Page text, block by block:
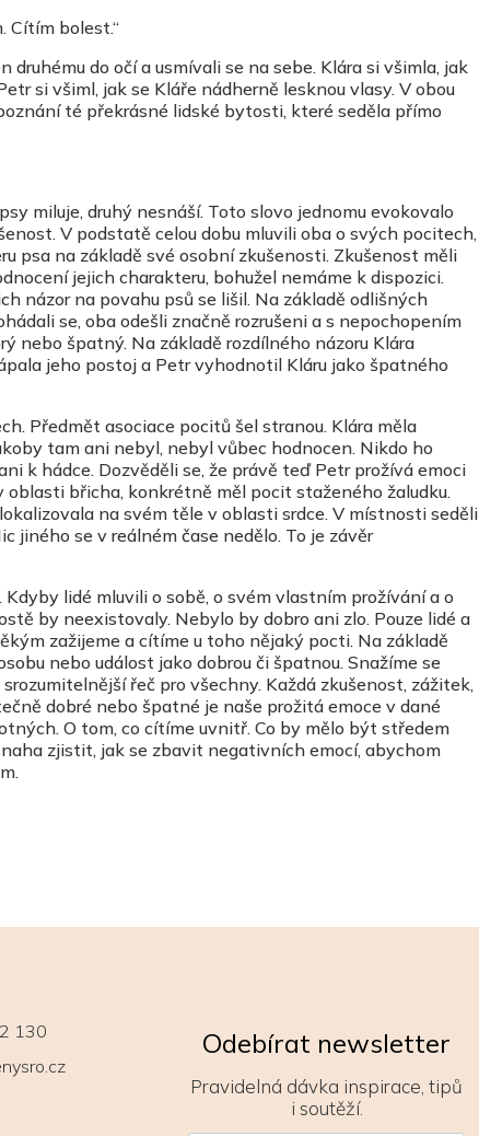
Cítím bolest.“
do očí a usmívali se na sebe. Klára si všimla, jak
si všiml, jak se Kláře nádherně lesknou vlasy. V obou
té překrásné lidské bytosti, které seděla přímo
miluje, druhý nesnáší. Toto slovo jednomu evokovalo
V podstatě celou dobu mluvili oba o svých pocitech,
psa na základě své osobní zkušenosti. Zkušenost měli
jejich charakteru, bohužel nemáme k dispozici.
názor na povahu psů se lišil. Na základě odlišných
se, oba odešli značně rozrušeni a s nepochopením
nebo špatný. Na základě rozdílného názoru Klára
jeho postoj a Petr vyhodnotil Kláru jako špatného
Předmět asociace pocitů šel stranou. Klára měla
tam ani nebyl, nebyl vůbec hodnocen. Nikdo ho
k hádce. Dozvěděli se, že právě teď Petr prožívá emoci
břicha, konkrétně měl pocit staženého žaludku.
na svém těle v oblasti srdce. V místnosti seděli
jiného se v reálném čase nedělo. To je závěr
lidé mluvili o sobě, o svém vlastním prožívání a o
by neexistovaly. Nebylo by dobro ani zlo. Pouze lidé a
zažijeme a cítíme u toho nějaký pocti. Na základě
nebo událost jako dobrou či špatnou. Snažíme se
řeč pro všechny. Každá zkušenost, zážitek,
dobré nebo špatné je naše prožitá emoce v dané
O tom, co cítíme uvnitř. Co by mělo být středem
zjistit, jak se zbavit negativních emocí, abychom
130
Odebírat newsletter
Pravidelná dávka inspirace, tipů
i soutěží.